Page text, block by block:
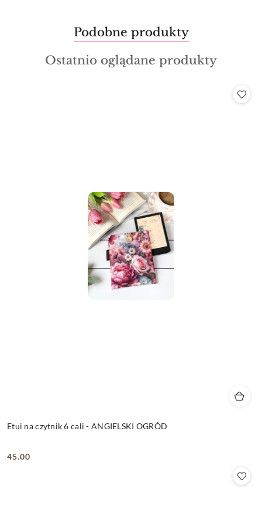
Pomiń karuzelę produktów
Produkty
o
statusie:
Podobne produkty
Produkty
Ostatnio oglądane produkty
Etui na czytnik 6 cali - ANGIELSKI OGRÓD
Cena:
45.00